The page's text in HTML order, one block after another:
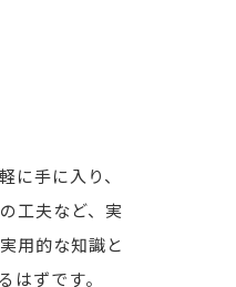
手に入り、
工夫など、実
用的な知識と
ずです。